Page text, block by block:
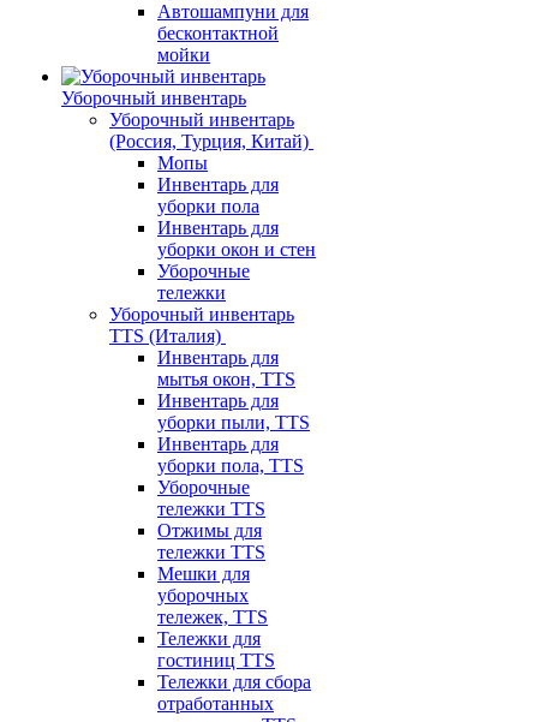
Автошампуни для
бесконтактной
мойки
Уборочный инвентарь
Уборочный инвентарь
(Россия, Турция, Китай)
Мопы
Инвентарь для
уборки пола
Инвентарь для
уборки окон и стен
Уборочные
тележки
Уборочный инвентарь
TTS (Италия)
Инвентарь для
мытья окон, TTS
Инвентарь для
уборки пыли, TTS
Инвентарь для
уборки пола, TTS
Уборочные
тележки TTS
Отжимы для
тележки TTS
Мешки для
уборочных
тележек, TTS
Тележки для
гостиниц TTS
Тележки для сбора
отработанных